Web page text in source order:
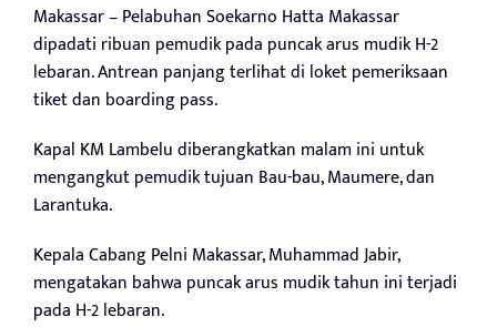
Makassar – Pelabuhan Soekarno Hatta Makassar
dipadati ribuan pemudik pada puncak arus mudik H-2
lebaran. Antrean panjang terlihat di loket pemeriksaan
tiket dan boarding pass.
Kapal KM Lambelu diberangkatkan malam ini untuk
mengangkut pemudik tujuan Bau-bau, Maumere, dan
Larantuka.
Kepala Cabang Pelni Makassar, Muhammad Jabir,
mengatakan bahwa puncak arus mudik tahun ini terjadi
pada H-2 lebaran.